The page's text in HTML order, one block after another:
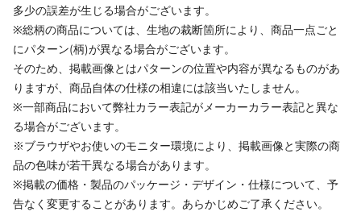
多少の誤差が生じる場合がございます。
※総柄の商品については、生地の裁断箇所により、商品一点ごと
にパターン(柄)が異なる場合がございます。
そのため、掲載画像とはパターンの位置や内容が異なるものがあ
りますが、商品自体の仕様の相違には該当いたしません。
※一部商品において弊社カラー表記がメーカーカラー表記と異な
る場合がございます。
※ブラウザやお使いのモニター環境により、掲載画像と実際の商
品の色味が若干異なる場合があります。
※掲載の価格・製品のパッケージ・デザイン・仕様について、予
告なく変更することがあります。あらかじめご了承ください。